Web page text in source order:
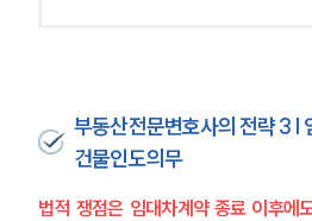
부동산전문변호사의 전략 3 |
건물인도의무
법적 쟁점은 임대차계약 종료 이후에